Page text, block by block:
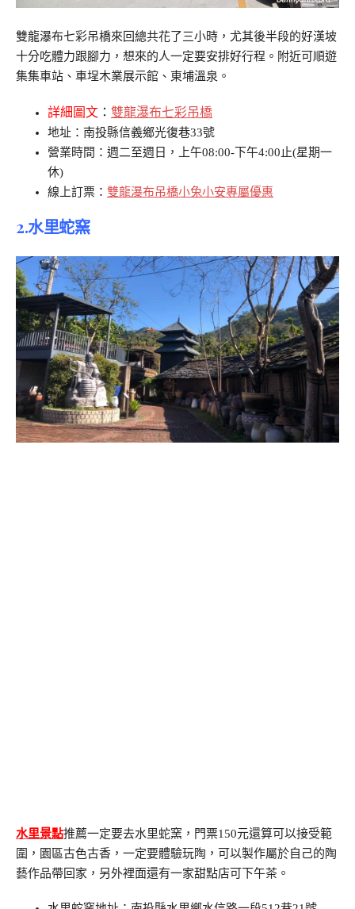
雙龍瀑布七彩吊橋來回總共花了三小時，尤其後半段的好漢坡
十分吃體力跟腳力，想來的人一定要安排好行程。附近可順遊
集集車站、車埕木業展示館、東埔溫泉。
詳細圖文 ： 雙龍瀑布七彩吊橋
地址：南投縣信義鄉光復巷33號
營業時間：週二至週日，上午08:00-下午4:00止(星期一
休)
線上訂票： 雙龍瀑布吊橋小兔小安專屬優惠
2.水里蛇窯
水里景點推薦一定要去水里蛇窯，門票150元還算可以接受範
圍，園區古色古香，一定要體驗玩陶，可以製作屬於自己的陶
藝作品帶回家，另外裡面還有一家甜點店可下午茶。